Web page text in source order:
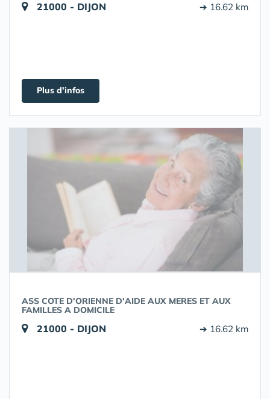
21000 - DIJON ➔ 16.62 km
Plus d'infos
ASS COTE D'ORIENNE D'AIDE AUX MERES ET AUX
FAMILLES A DOMICILE
21000 - DIJON ➔ 16.62 km